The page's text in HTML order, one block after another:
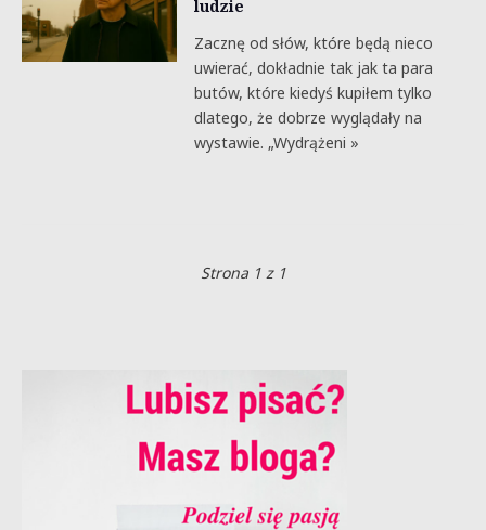
ludzie
Zacznę od słów, które będą nieco
uwierać, dokładnie tak jak ta para
butów, które kiedyś kupiłem tylko
dlatego, że dobrze wyglądały na
wystawie. „Wydrążeni »
Strona 1 z 1